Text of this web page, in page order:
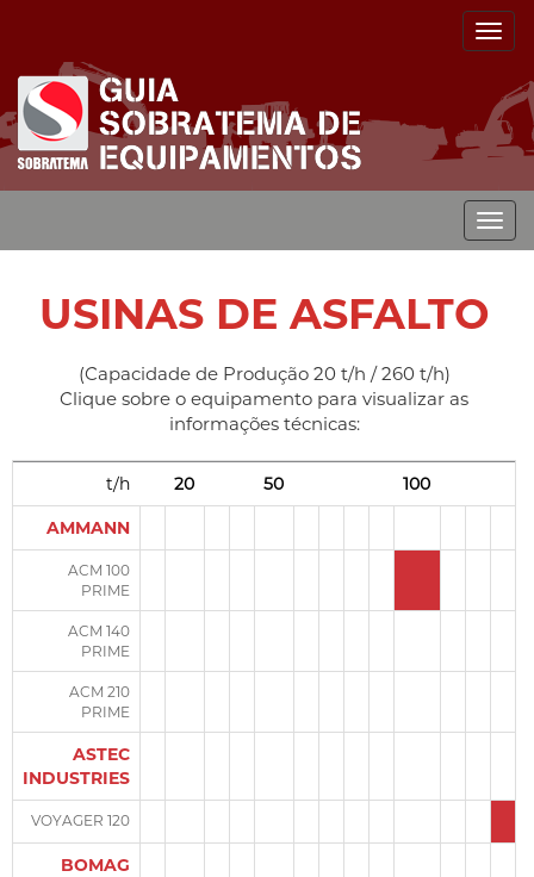
USINAS DE ASFALTO
(Capacidade de Produção 20 t/h / 260 t/h)
Clique sobre o equipamento para visualizar as
informações técnicas:
t/h 20 50 100
AMMANN
ACM 100
PRIME
ACM 140
PRIME
ACM 210
PRIME
ASTEC
INDUSTRIES
VOYAGER 120
BOMAG